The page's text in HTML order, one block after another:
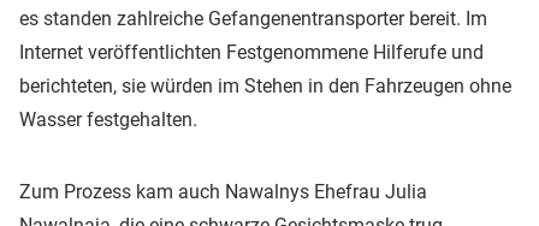
es standen zahlreiche Gefangenentransporter bereit. Im
Internet veröffentlichten Festgenommene Hilferufe und
berichteten, sie würden im Stehen in den Fahrzeugen ohne
Wasser festgehalten.
Zum Prozess kam auch Nawalnys Ehefrau Julia